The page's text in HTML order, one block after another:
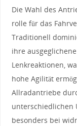
Die Wahl des
rolle für das
Traditionell
ihre
Lenkreaktionen,
hohe Agilität
Allradantriebe
⁣unterschiedlichen
besonders bei